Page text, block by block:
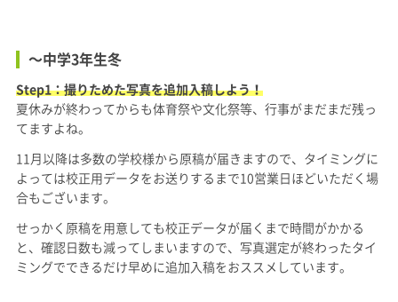
〜中学3年生冬
Step1：撮りためた写真を追加入稿しよう！
夏休みが終わってからも体育祭や文化祭等、行事がまだまだ残っ
てますよね。
11月以降は多数の学校様から原稿が届きますので、タイミングに
よっては校正用データをお送りするまで10営業日ほどいただく場
合もございます。
せっかく原稿を用意しても校正データが届くまで時間がかかる
と、確認日数も減ってしまいますので、写真選定が終わったタイ
ミングでできるだけ早めに追加入稿をおススメしています。